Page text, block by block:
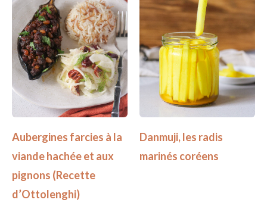
Aubergines farcies à la
viande hachée et aux
pignons (Recette
d’Ottolenghi)
Danmuji, les radis
marinés coréens